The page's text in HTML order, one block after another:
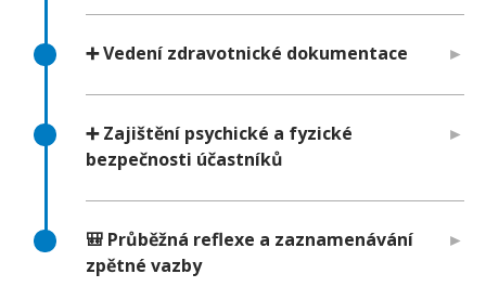
➕ Vedení zdravotnické dokumentace
➕ Zajištění psychické a fyzické
bezpečnosti účastníků
🎒 Průběžná reflexe a zaznamenávání
zpětné vazby